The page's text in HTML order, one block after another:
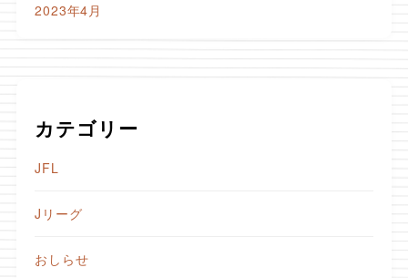
2023年4月
カテゴリー
JFL
Jリーグ
おしらせ